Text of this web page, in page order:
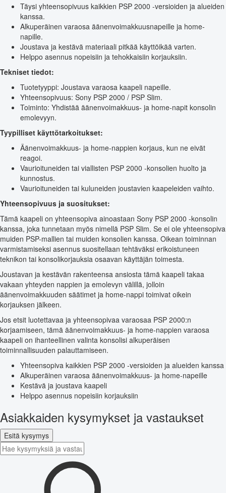
Täysi yhteensopivuus kaikkien PSP 2000 -versioiden ja alueiden
kanssa.
Alkuperäinen varaosa äänenvoimakkuusnapeille ja home-
napille.
Joustava ja kestävä materiaali pitkää käyttöikää varten.
Helppo asennus nopeisiin ja tehokkaisiin korjauksiin.
Tekniset tiedot:
Tuotetyyppi: Joustava varaosa kaapeli napeille.
Yhteensopivuus: Sony PSP 2000 / PSP Slim.
Toiminto: Yhdistää äänenvoimakkuus- ja home-napit konsolin
emolevyyn.
Tyypilliset käyttötarkoitukset:
Äänenvoimakkuus- ja home-nappien korjaus, kun ne eivät
reagoi.
Vaurioituneiden tai viallisten PSP 2000 -konsolien huolto ja
kunnostus.
Vaurioituneiden tai kuluneiden joustavien kaapeleiden vaihto.
Yhteensopivuus ja suositukset:
Tämä kaapeli on yhteensopiva ainoastaan Sony PSP 2000 -konsolin
kanssa, joka tunnetaan myös nimellä PSP Slim. Se ei ole yhteensopiva
muiden PSP-mallien tai muiden konsolien kanssa. Oikean toiminnan
varmistamiseksi asennus suositellaan tehtäväksi erikoistuneen
teknikon tai konsolikorjauksia osaavan käyttäjän toimesta.
Joustavan ja kestävän rakenteensa ansiosta tämä kaapeli takaa
vakaan yhteyden nappien ja emolevyn välillä, jolloin
äänenvoimakkuuden säätimet ja home-nappi toimivat oikein
korjauksen jälkeen.
Jos etsit luotettavaa ja yhteensopivaa varaosaa PSP 2000:n
korjaamiseen, tämä äänenvoimakkuus- ja home-nappien varaosa
kaapeli on ihanteellinen valinta konsolisi alkuperäisen
toiminnallisuuden palauttamiseen.
Yhteensopiva kaikkien PSP 2000 -versioiden ja alueiden kanssa
Alkuperäinen varaosa äänenvoimakkuus- ja home-napeille
Kestävä ja joustava kaapeli
Helppo asennus nopeisiin korjauksiin
Asiakkaiden kysymykset ja vastaukset
Esitä kysymys